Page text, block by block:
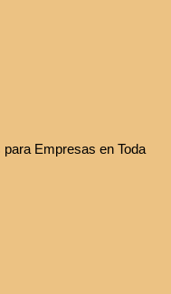
Empresas en Toda